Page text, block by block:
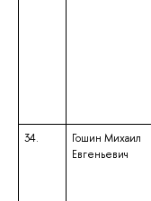
34.
Гошин Михаил
Евгеньевич